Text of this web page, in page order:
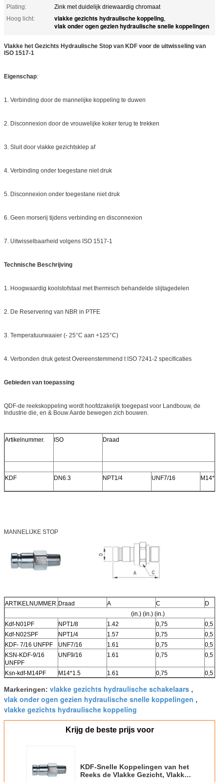
Plating:
Zink met duidelijk driewaardig chromaat
Hoog licht:
vlakke gezichts hydraulische koppeling,
vlak onder ogen gezien hydraulische snelle koppelingen
Vlakke het Gezichts Hydraulische Stop van KDF voor de uitwisseling van
ISO 1517-1
Eigenschap:
1. Verbinding door de mannelijke koppeling te duwen
2. Disconnexion door de vrouwelijke koker terug te trekken
3. Sluit door vlakke gezichtsklep af
4. Verbinding onder toegestane niet druk
5. Disconnexion onder toegestane niet druk
6. Geen morserij tijdens verbinding en disconnexion
7. Uitwisselbaarheid volgens ISO 1517-1
Technische Beschrijving
1. Hoogwaardig koolstofstaal met thermisch behandelde slijtagedelen
2. De Reservering van NBR in PTFE
3. Temperatuurwaaier (- 25°C aan +125°C)
4. Verbonden druk getest Overeenstemmend t ISO 7241-2 specificaties
Gebieden van toepassing
QDF-de reekskoppeling wordt hoofdzakelijk toegepast voor Landbouw, de
Industrie die, en & Bouw Aarde bewegen zich bouwen.
Artikelnummer. ISO Draad
KDF DN6.3 NPT1/4 UNF7/16
MANNELIJKE STOP
ARTIKELNUMMER. Draad A C
D
(in.) (in.) (in.)
Kdf-N01PF
NPT1/8 1.42 0,75
0,5
Kdf-N02SPF
NPT1/4 1.57 0,75
0,5
KDF- 7/16 UNFPF
UNF7/16 1.61 0,75
0,5
KSN-KDF-9/16
UNFPF
UNF9/16 1.61 0,75 0,5
Ksn-kdf-M14PF M14*1.5 1.61 0,75 0,5
Markeringen: vlakke gezichts hydraulische schakelaars ,
vlak onder ogen gezien hydraulische snelle koppelingen ,
vlakke gezichts hydraulische koppeling
Krijg de beste prijs voor
KDF-Snelle Koppelingen van het
Reeks de Vlakke Gezicht, Vlakke